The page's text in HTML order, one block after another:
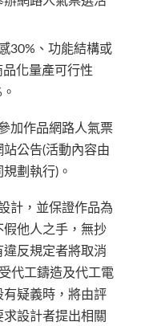
30%、功能結構或
化量產可行性
加作品網路人氣票
公告(活動內容由
劃執行)。
計，並保證作品為
假他人之手，無抄
反規定者將取消
代工鑄造及代工電
疑義時，將由評
設計者提出相關